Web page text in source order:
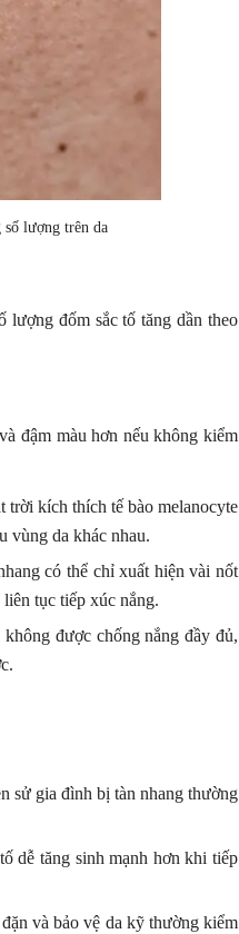
số lượng trên da
lượng đốm sắc tố tăng dần theo
đậm màu hơn nếu không kiểm
trời kích thích tế bào melanocyte
vùng da khác nhau.
có thể chỉ xuất hiện vài nốt
tục tiếp xúc nắng.
được chống nắng đầy đủ,
sử gia đình bị tàn nhang thường
dễ tăng sinh mạnh hơn khi tiếp
và bảo vệ da kỹ thường kiểm